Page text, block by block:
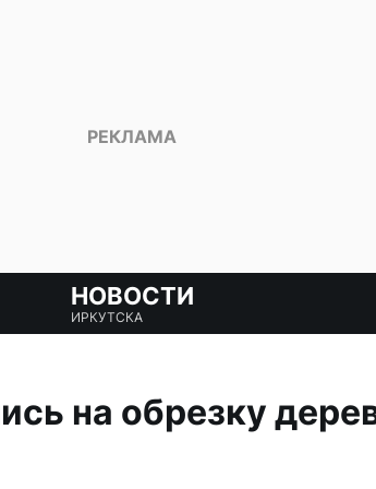
НОВОСТИ
ИРКУТСКА
на обрезку